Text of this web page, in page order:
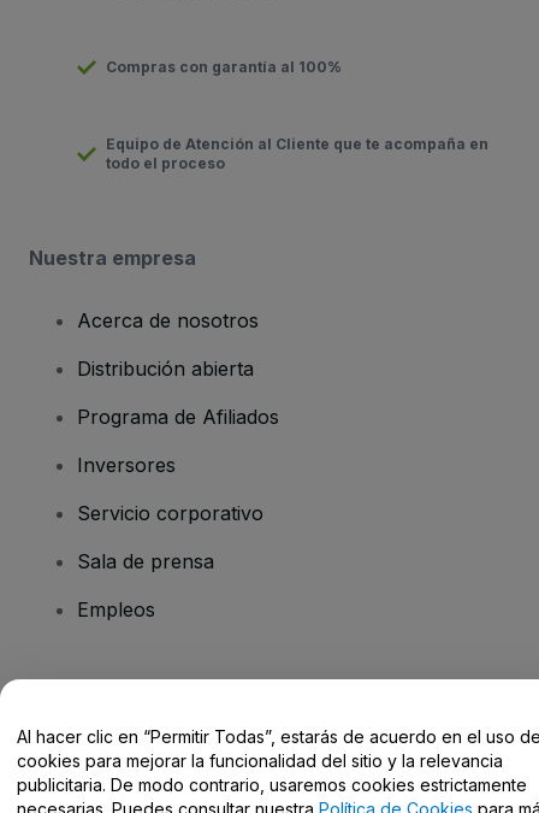
Compras con garantía al 100%
Equipo de Atención al Cliente que te acompaña en
todo el proceso
Nuestra empresa
Acerca de nosotros
Distribución abierta
Programa de Afiliados
Inversores
Servicio corporativo
Sala de prensa
Empleos
Centro de Ayuda / Contacto
Al hacer clic en “Permitir Todas”, estarás de acuerdo en el uso
cookies para mejorar la funcionalidad del sitio y la relevancia
publicitaria. De modo contrario, usaremos cookies estrictamente
necesarias. Puedes consultar nuestra Política de Cookies para